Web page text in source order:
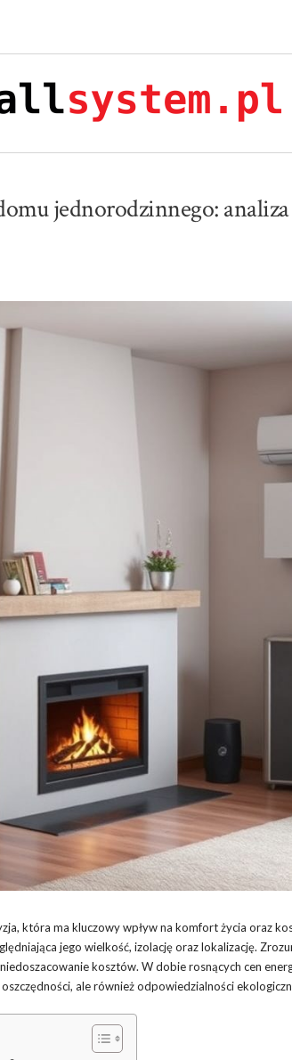
jednorodzinnego:
która ma kluczowy wpływ na komfort życia oraz
jego wielkość, izolację oraz lokalizację.
kosztów. W dobie rosnących cen
ale również odpowiedzialności